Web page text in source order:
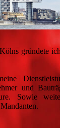
gründete
und
Sowie